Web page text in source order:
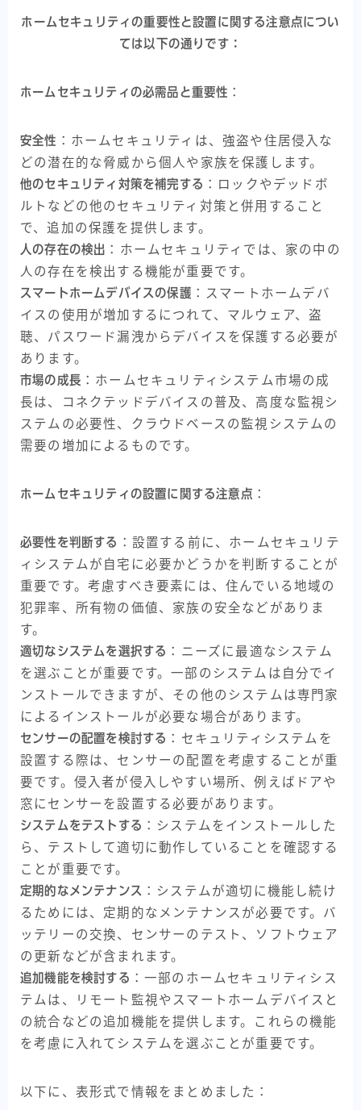
ホームセキュリティの重要性と設置に関する注意点につい
ては以下の通りです：
ホームセキュリティの必需品と重要性 ：
安全性 ：ホームセキュリティは、強盗や住居侵入な
どの潜在的な脅威から個人や家族を保護します。
他のセキュリティ対策を補完する ：ロックやデッドボ
ルトなどの他のセキュリティ対策と併用すること
で、追加の保護を提供します。
人の存在の検出 ：ホームセキュリティでは、家の中の
人の存在を検出する機能が重要です。
スマートホームデバイスの保護 ：スマートホームデバ
イスの使用が増加するにつれて、マルウェア、盗
聴、パスワード漏洩からデバイスを保護する必要が
あります。
市場の成長 ：ホームセキュリティシステム市場の成
長は、コネクテッドデバイスの普及、高度な監視シ
ステムの必要性、クラウドベースの監視システムの
需要の増加によるものです。
ホームセキュリティの設置に関する注意点 ：
必要性を判断する ：設置する前に、ホームセキュリテ
ィシステムが自宅に必要かどうかを判断することが
重要です。考慮すべき要素には、住んでいる地域の
犯罪率、所有物の価値、家族の安全などがありま
す。
適切なシステムを選択する ：ニーズに最適なシステム
を選ぶことが重要です。一部のシステムは自分でイ
ンストールできますが、その他のシステムは専門家
によるインストールが必要な場合があります。
センサーの配置を検討する ：セキュリティシステムを
設置する際は、センサーの配置を考慮することが重
要です。侵入者が侵入しやすい場所、例えばドアや
窓にセンサーを設置する必要があります。
システムをテストする ：システムをインストールした
ら、テストして適切に動作していることを確認する
ことが重要です。
定期的なメンテナンス ：システムが適切に機能し続け
るためには、定期的なメンテナンスが必要です。バ
ッテリーの交換、センサーのテスト、ソフトウェア
の更新などが含まれます。
追加機能を検討する ：一部のホームセキュリティシス
テムは、リモート監視やスマートホームデバイスと
の統合などの追加機能を提供します。これらの機能
を考慮に入れてシステムを選ぶことが重要です。
以下に、表形式で情報をまとめました：